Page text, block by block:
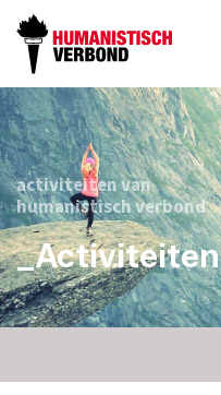
activiteiten van
humanistisch verbond
_Activiteiten